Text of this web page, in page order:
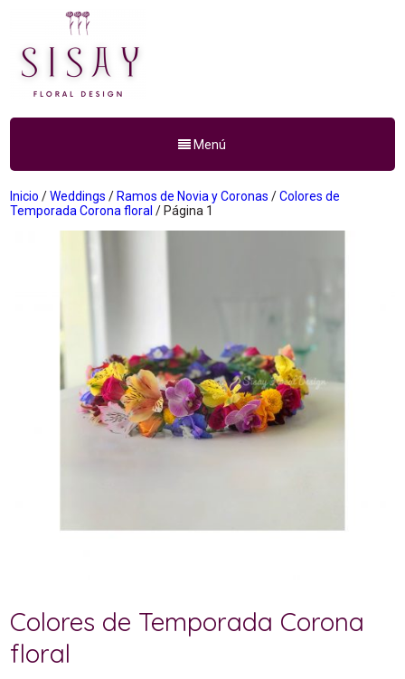
Menú
Inicio /Weddings / Ramos de Novia y Coronas /Colores de
Temporada Corona floral / Página 1
Colores de Temporada Corona
floral